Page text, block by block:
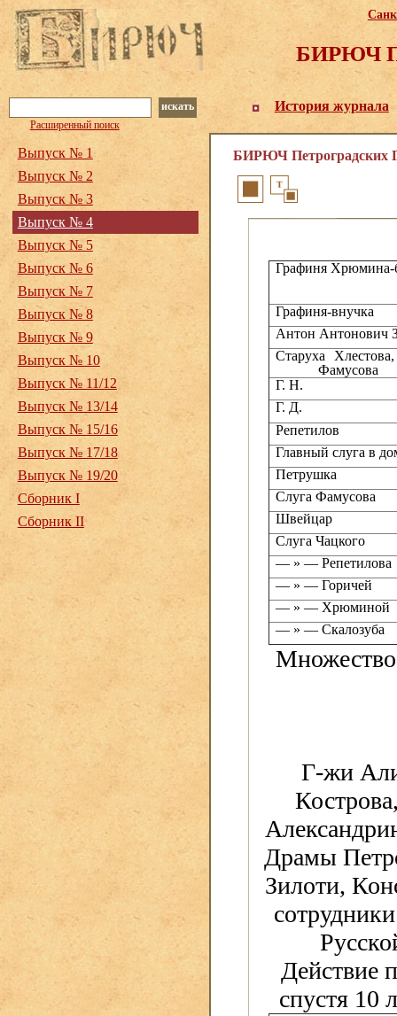
БИРЮЧ
История журнала
искать
Расширенный поиск
БИРЮЧ Петроградских
Графиня Хрюмина-
Графиня-внучка
Антон Антонович
Старуха
Фамусова
Г. Н.
Г. Д.
Репетилов
Главный слуга в
Петрушка
Слуга Фамусова
Швейцар
Слуга Чацкого
— » — Репетилова
— » — Горичей
— » — Хрюминой
— » — Скалозуба
Множество
Г-жи
Драмы
Зилоти,
Действие
спустя 10
Выпуск № 1
Выпуск № 2
Выпуск № 3
Выпуск № 4
Выпуск № 5
Выпуск № 6
Выпуск № 7
Выпуск № 8
Выпуск № 9
Выпуск № 10
Выпуск № 11/12
Выпуск № 13/14
Выпуск № 15/16
Выпуск № 17/18
Выпуск № 19/20
Сборник I
Сборник II